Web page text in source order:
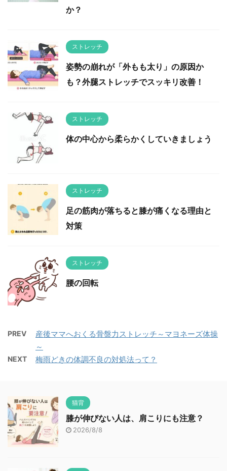
か？
ストレッチ
姿勢の崩れが「外もも太り」の原因か
も？外腿ストレッチでスッキリ改善！
ストレッチ
体の中心から柔らかくしていきましょう
ストレッチ
足の筋肉が落ちると膝が痛くなる理由と
対策
ストレッチ
腰の回転
PREV
産後ママへおくる骨盤力ストレッチ～マヨネーズ体操
～
NEXT 梅雨どきの体調不良の対処法って？
猫背
膝が伸びない人は、肩こりにも注意？
2026/8/8